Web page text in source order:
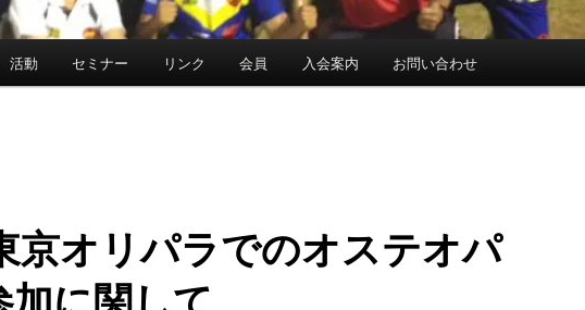
活動 セミナー リンク 会員 入会案内 お問い合わせ
京オリパラでのオステオパ